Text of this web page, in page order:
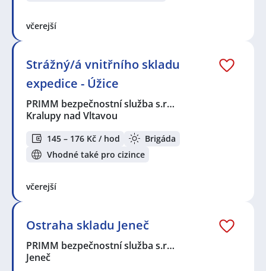
včerejší
Strážný/á vnitřního skladu
expedice - Úžice
PRIMM bezpečnostní služba s.r…
Kralupy nad Vltavou
145 – 176 Kč / hod
Brigáda
Vhodné také pro cizince
včerejší
Ostraha skladu Jeneč
PRIMM bezpečnostní služba s.r…
Jeneč